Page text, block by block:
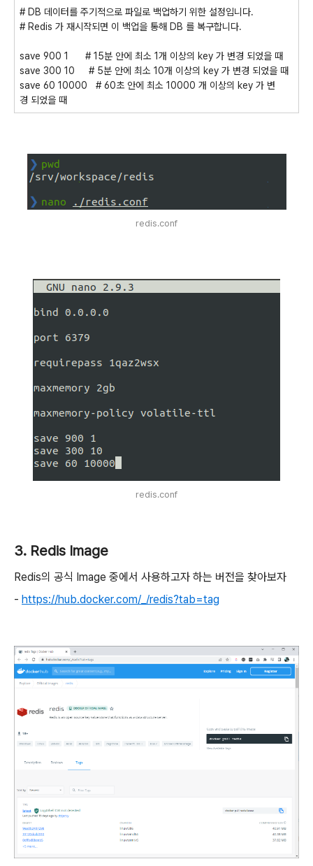
# DB 데이터를 주기적으로 파일로 백업하기 위한 설정입니다.
# Redis 가 재시작되면 이 백업을 통해 DB 를 복구합니다.
save 900 1 # 15분 안에 최소 1개 이상의 key 가 변경 되었을 때
save 300 10 # 5분 안에 최소 10개 이상의 key 가 변경 되었을 때
save 60 10000 # 60초 안에 최소 10000 개 이상의 key 가 변
경 되었을 때
redis.conf
redis.conf
3. Redis Image
Redis의 공식 Image 중에서 사용하고자 하는 버전을 찾아보자
- https://hub.docker.com/_/redis?tab=tag